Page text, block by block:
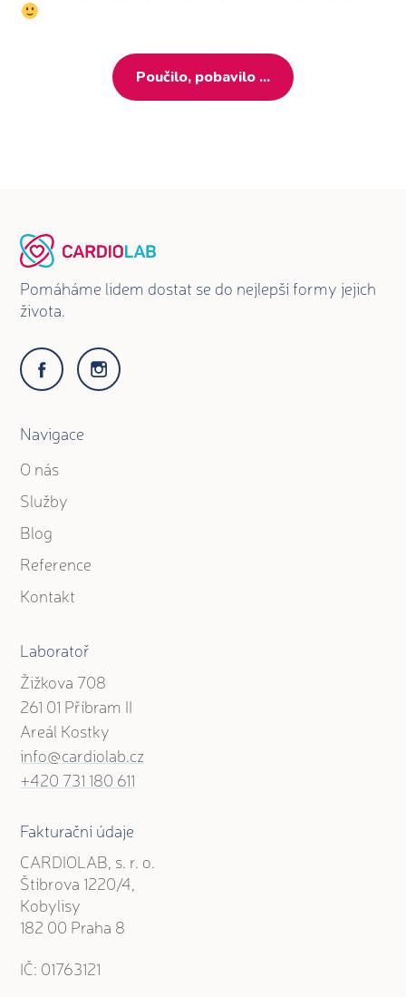
Poučilo, pobavilo ...
Pomáháme lidem dostat se do nejlepší formy jejich
života.
Navigace
O nás
Služby
Blog
Reference
Kontakt
Laboratoř
Žižkova 708
261 01 Příbram II
Areál Kostky
info@cardiolab.cz
+420 731 180 611
Fakturační údaje
CARDIOLAB, s. r. o.
Štíbrova 1220/4,
Kobylisy
182 00 Praha 8
IČ: 01763121